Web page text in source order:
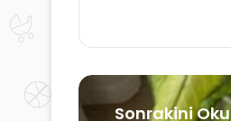
Sonrakini Oku